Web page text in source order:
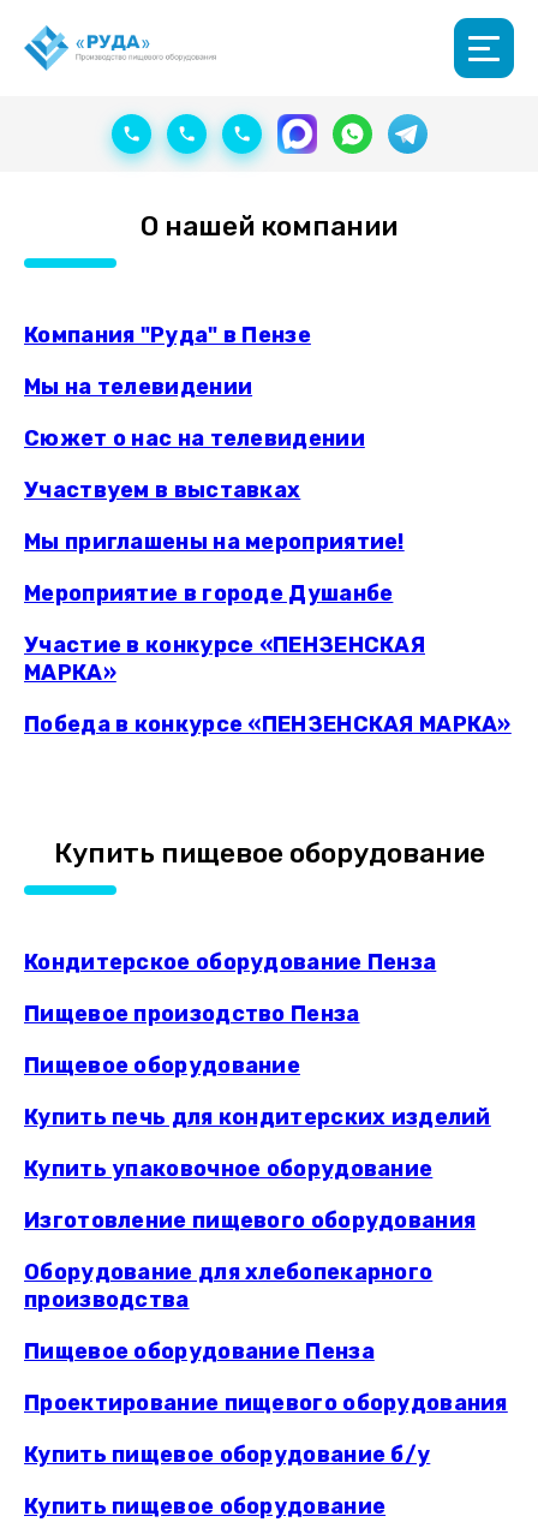
О нашей компании
Компания "Руда" в Пензе
Мы на телевидении
Сюжет о нас на телевидении
Участвуем в выставках
Мы приглашены на мероприятие!
Мероприятие в городе Душанбе
Участие в конкурсе «ПЕНЗЕНСКАЯ
МАРКА»
Победа в конкурсе «ПЕНЗЕНСКАЯ МАРКА»
Купить пищевое оборудование
Кондитерское оборудование Пенза
Пищевое произодство Пенза
Пищевое оборудование
Купить печь для кондитерских изделий
Купить упаковочное оборудование
Изготовление пищевого оборудования
Оборудование для хлебопекарного
производства
Пищевое оборудование Пенза
Проектирование пищевого оборудования
Купить пищевое оборудование б/у
Купить пищевое оборудование